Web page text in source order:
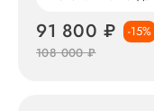
91 800 ₽
-15%
108 000 ₽